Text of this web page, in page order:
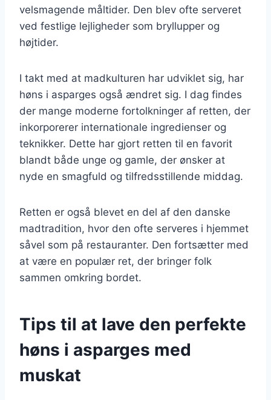
velsmagende måltider. Den blev ofte serveret
ved festlige lejligheder som bryllupper og
højtider.
I takt med at madkulturen har udviklet sig, har
høns i asparges også ændret sig. I dag findes
der mange moderne fortolkninger af retten, der
inkorporerer internationale ingredienser og
teknikker. Dette har gjort retten til en favorit
blandt både unge og gamle, der ønsker at
nyde en smagfuld og tilfredsstillende middag.
Retten er også blevet en del af den danske
madtradition, hvor den ofte serveres i hjemmet
såvel som på restauranter. Den fortsætter med
at være en populær ret, der bringer folk
sammen omkring bordet.
Tips til at lave den perfekte
høns i asparges med
muskat